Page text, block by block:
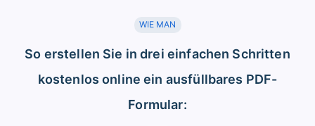
WIE MAN
So erstellen Sie in drei einfachen Schritten
kostenlos online ein ausfüllbares PDF-
Formular: